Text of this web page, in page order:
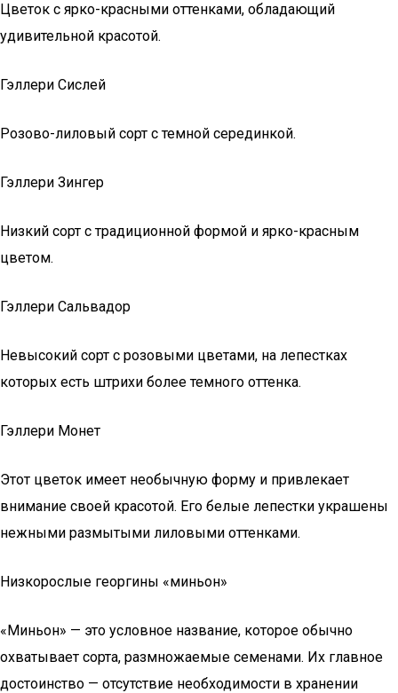
Цветок с ярко-красными оттенками, обладающий
удивительной красотой.
Гэллери Сислей
Розово-лиловый сорт с темной серединкой.
Гэллери Зингер
Низкий сорт с традиционной формой и ярко-красным
цветом.
Гэллери Сальвадор
Невысокий сорт с розовыми цветами, на лепестках
которых есть штрихи более темного оттенка.
Гэллери Монет
Этот цветок имеет необычную форму и привлекает
внимание своей красотой. Его белые лепестки украшены
нежными размытыми лиловыми оттенками.
Низкорослые георгины «миньон»
«Миньон» — это условное название, которое обычно
охватывает сорта, размножаемые семенами. Их главное
достоинство — отсутствие необходимости в хранении